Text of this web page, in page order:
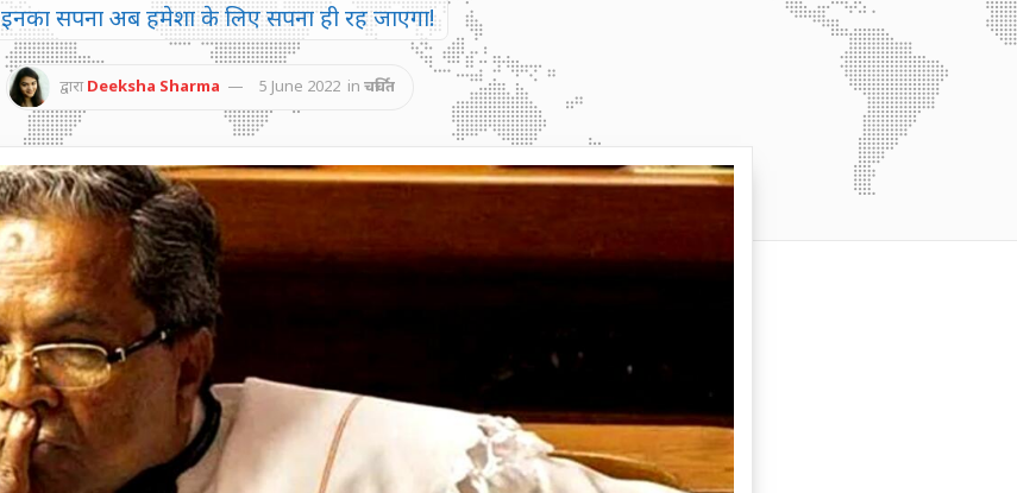
इनका सपना अब हमेशा के लिए सपना ही रह जाएगा!
द्वारा Deeksha Sharma 5 June 2022 in चर्चित